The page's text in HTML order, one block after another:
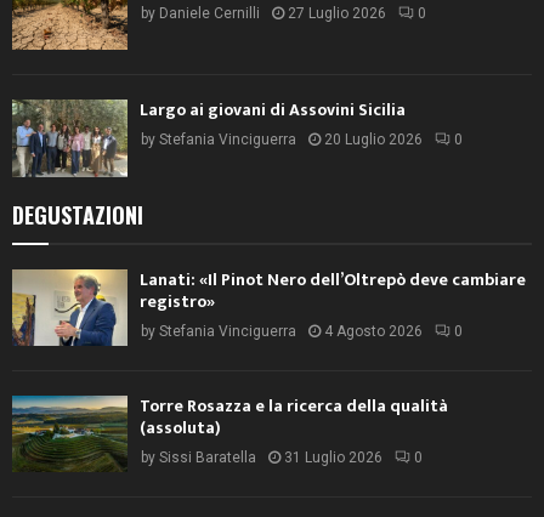
by Daniele Cernilli 27 Luglio 2026 0
Largo ai giovani di Assovini Sicilia
by Stefania Vinciguerra 20 Luglio 2026 0
DEGUSTAZIONI
Lanati: «Il Pinot Nero dell’Oltrepò deve cambiare
registro»
by Stefania Vinciguerra 4 Agosto 2026 0
Torre Rosazza e la ricerca della qualità
(assoluta)
by Sissi Baratella 31 Luglio 2026 0